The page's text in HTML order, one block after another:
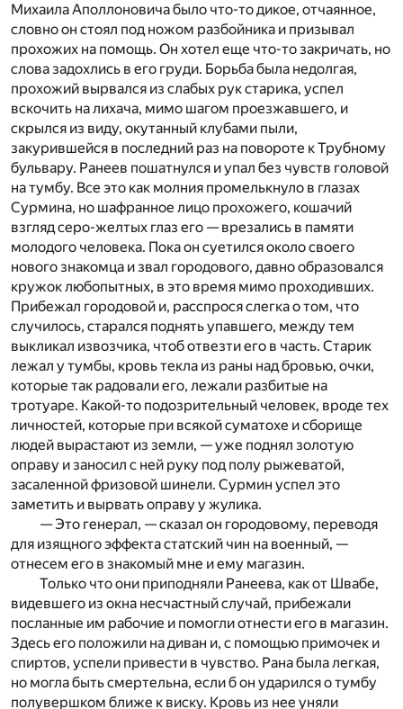
Михаила Аполлоновича было что-то дикое, отчаянное,
словно он стоял под ножом разбойника и призывал
прохожих на помощь. Он хотел еще что-то закричать, но
слова задохлись в его груди. Борьба была недолгая,
прохожий вырвался из слабых рук старика, успел
вскочить на лихача, мимо шагом проезжавшего, и
скрылся из виду, окутанный клубами пыли,
закурившейся в последний раз на повороте к Трубному
бульвару. Ранеев пошатнулся и упал без чувств головой
на тумбу. Все это как молния промелькнуло в глазах
Сурмина, но шафранное лицо прохожего, кошачий
взгляд серо-желтых глаз его — врезались в памяти
молодого человека. Пока он суетился около своего
нового знакомца и звал городового, давно образовался
кружок любопытных, в это время мимо проходивших.
Прибежал городовой и, расспрося слегка о том, что
случилось, старался поднять упавшего, между тем
выкликал извозчика, чтоб отвезти его в часть. Старик
лежал у тумбы, кровь текла из раны над бровью, очки,
которые так радовали его, лежали разбитые на
тротуаре. Какой-то подозрительный человек, вроде тех
личностей, которые при всякой суматохе и сборище
людей вырастают из земли, — уже поднял золотую
оправу и заносил с ней руку под полу рыжеватой,
засаленной фризовой шинели. Сурмин успел это
заметить и вырвать оправу у жулика.
— Это генерал, — сказал он городовому, переводя
для изящного эффекта статский чин на военный, —
отнесем его в знакомый мне и ему магазин.
Только что они приподняли Ранеева, как от Швабе,
видевшего из окна несчастный случай, прибежали
посланные им рабочие и помогли отнести его в магазин.
Здесь его положили на диван и, с помощью примочек и
спиртов, успели привести в чувство. Рана была легкая,
но могла быть смертельна, если б он ударился о тумбу
полувершком ближе к виску. Кровь из нее уняли